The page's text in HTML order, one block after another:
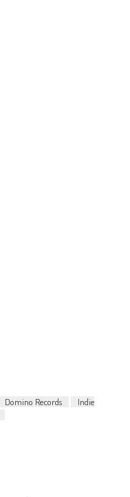
Domino Records
Indie